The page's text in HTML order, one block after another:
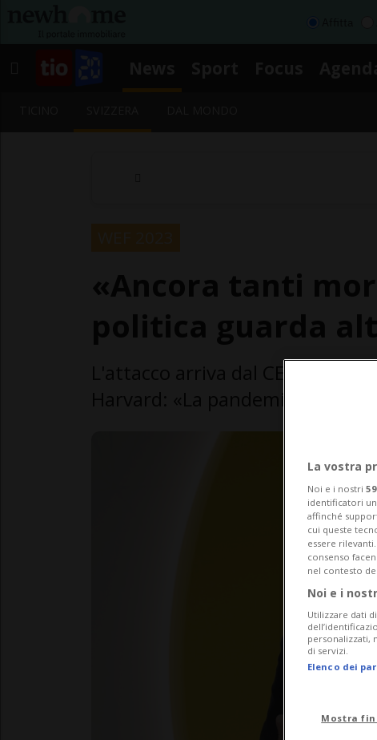
La vostra
Noi e i nostri
identificatori
affinché
cui queste
essere
consenso
nel contesto
Noi e i
Utilizzare dati
personalizzati,
di servizi.
Elenco dei
Mostra